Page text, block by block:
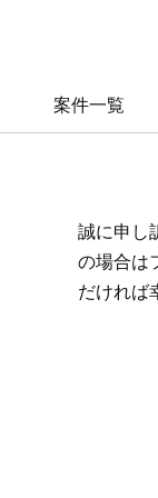
案件一覧
誠に申し
の場合は
だければ